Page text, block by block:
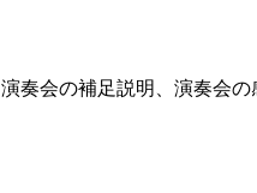
演奏会の補足説明、演奏会の